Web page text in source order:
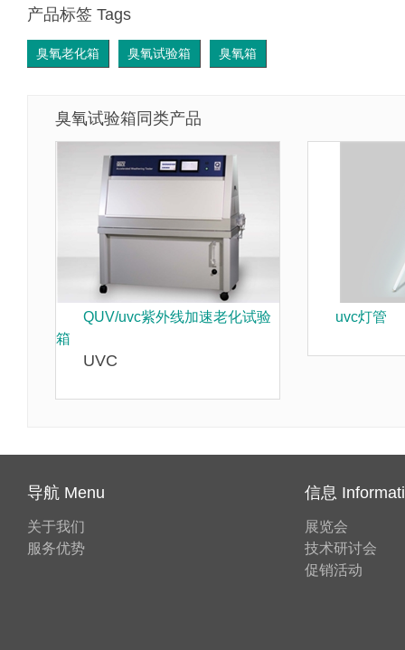
产品标签 Tags
臭氧老化箱 臭氧试验箱 臭氧箱
臭氧试验箱同类产品
QUV/uvc紫外线加速老化试验
箱
UVC
uvc灯管
导航 Menu
关于我们
服务优势
信息
展览会
技术研讨会
促销活动